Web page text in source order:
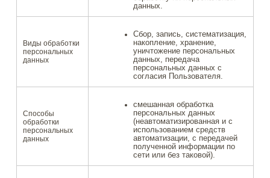
данных.
Виды обработки
персональных
данных
Сбор, запись, систематизация,
накопление, хранение,
уничтожение персональных
данных, передача
персональных данных с
согласия Пользователя.
Способы
обработки
персональных
данных
смешанная обработка
персональных данных
(неавтоматизированная и с
использованием средств
автоматизации, с передачей
полученной информации по
сети или без таковой).